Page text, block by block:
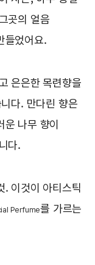
곳의 얼음
들었어요.
은은한 목련향을
다. 만다린 향은
나무 향이
다.
. 이것이 아티스틱
Perfume를 가르는